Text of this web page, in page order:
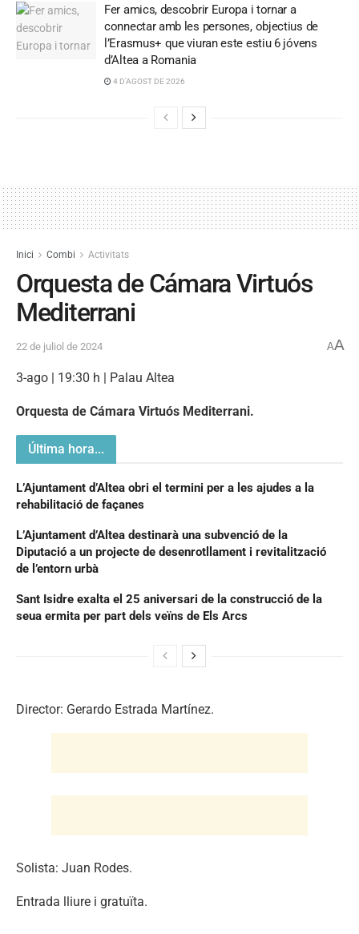
Fer amics, descobrir Europa i tornar a
connectar amb les persones, objectius de
l’Erasmus+ que viuran este estiu 6 jóvens
d’Altea a Romania
4 D'AGOST DE 2026
Inici Combi Activitats
Orquesta de Cámara Virtuós
Mediterrani
22 de juliol de 2024 AA
3-ago | 19:30 h | Palau Altea
Orquesta de Cámara Virtuós Mediterrani.
Última hora...
L’Ajuntament d’Altea obri el termini per a les ajudes a la
rehabilitació de façanes
L’Ajuntament d’Altea destinarà una subvenció de la
Diputació a un projecte de desenrotllament i revitalització
de l’entorn urbà
Sant Isidre exalta el 25 aniversari de la construcció de la
seua ermita per part dels veïns de Els Arcs
Director: Gerardo Estrada Martínez.
Solista: Juan Rodes.
Entrada lliure i gratuïta.